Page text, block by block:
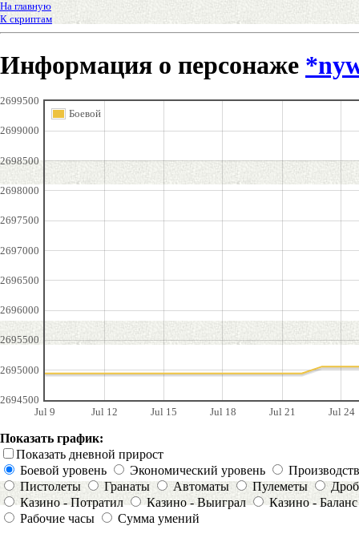
На главную
К скриптам
Информация о персонаже
Jul 9 Jul 12 Jul 15 Jul 18 Jul 21 Jul 24
2694500
2695000
2695500
2696000
2696500
2697000
2697500
2698000
2698500
2699000
2699500
Боевой
Показать график:
Показать дневной прирост
Боевой уровень
Экономический уровень
Пистолеты
Гранаты Автоматы Пулеметы
Казино - Потратил
Казино - Выиграл
Казино - Баланс
Рабочие часы
Сумма умений